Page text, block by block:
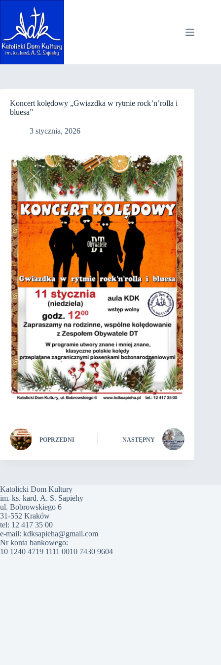
Koncert kolędowy „Gwiazdka w rytmie rock’n’rolla i
bluesa”
3 stycznia, 2026
POPRZEDNI NASTĘPNY
Katolicki Dom Kultury
im. ks. kard. A. S. Sapiehy
ul. Bobrowskiego 6
31-552 Kraków
tel: 12 417 35 00
e-mail: kdksapieha@gmail.com
Nr konta bankowego:
10 1240 4719 1111 0010 7430 9604